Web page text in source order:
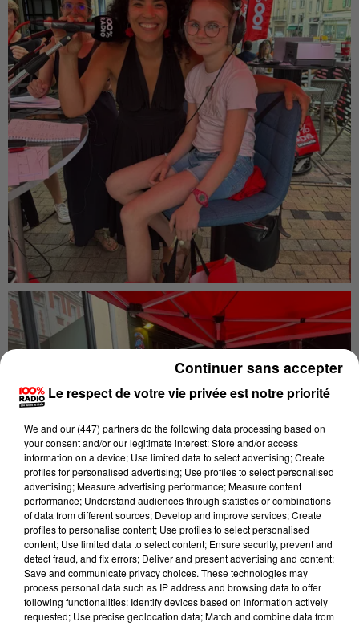
Le respect de votre vie privée est notre priorité
We and our (447) partnersdo the following data processing based on
your consent and/or our legitimate interest: Store and/or access
information on a device; Use limited data to select advertising; Create
profiles for personalised advertising; Use profiles to select personalised
advertising; Measure advertising performance; Measure content
performance; Understand audiences through statistics or combinations
of data from different sources; Develop and improve services; Create
profiles to personalise content; Use profiles to select personalised
content; Use limited data to select content; Ensure security, prevent and
detect fraud, and fix errors; Deliver and present advertising and content;
Save and communicate privacy choices. These technologies may
process personal data such as IP address and browsing data to offer
following functionalities: Identify devices based on information actively
requested; Use precise geolocation data; Match and combine data from
Continuer sans accepter